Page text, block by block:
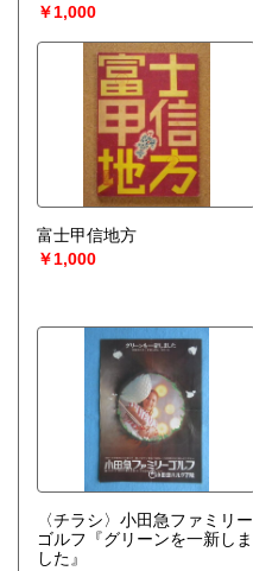
￥1,000
富士甲信地方
￥1,000
〈チラシ〉小田急ファミリー
ゴルフ『グリーンを一新しま
した』